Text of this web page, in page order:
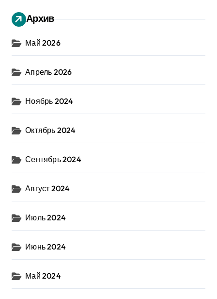
Архив
Май 2026
Апрель 2026
Ноябрь 2024
Октябрь 2024
Сентябрь 2024
Август 2024
Июль 2024
Июнь 2024
Май 2024